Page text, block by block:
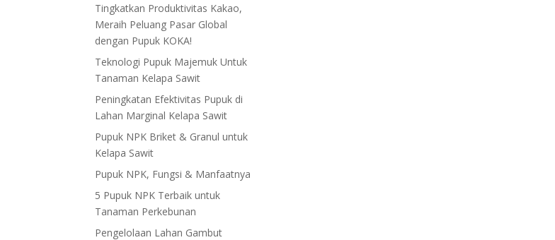
Tingkatkan Produktivitas Kakao,
Meraih Peluang Pasar Global
dengan Pupuk KOKA!
Teknologi Pupuk Majemuk Untuk
Tanaman Kelapa Sawit
Peningkatan Efektivitas Pupuk di
Lahan Marginal Kelapa Sawit
Pupuk NPK Briket & Granul untuk
Kelapa Sawit
Pupuk NPK, Fungsi & Manfaatnya
5 Pupuk NPK Terbaik untuk
Tanaman Perkebunan
Pengelolaan Lahan Gambut